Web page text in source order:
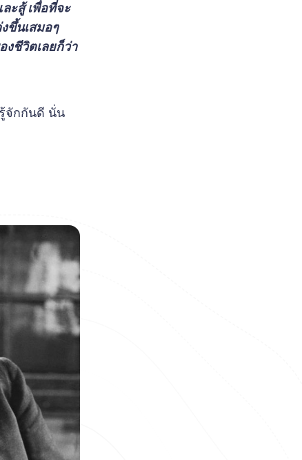
ะสู้ เพื่อที่จะ
ขึ้นเสมอๆ
งชีวิตเลยก็ว่า
จักกันดี นั่น